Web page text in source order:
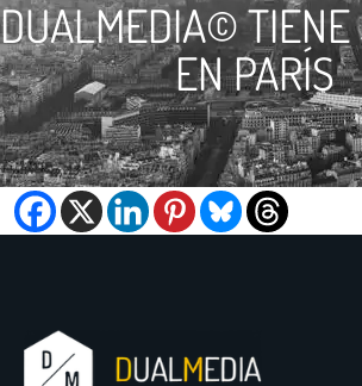
DUALMEDIA© TIENE
EN PARÍS